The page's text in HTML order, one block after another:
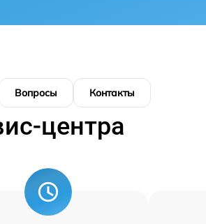
Вопросы Контакты
центра